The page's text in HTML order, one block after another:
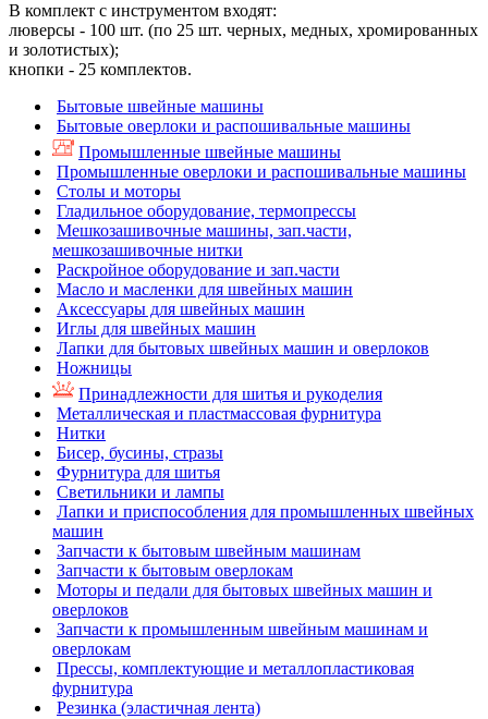
В комплект с инструментом входят:
люверсы - 100 шт. (по 25 шт. черных, медных, хромированных
и золотистых);
кнопки - 25 комплектов.
Бытовые швейные машины
Бытовые оверлоки и распошивальные машины
Промышленные швейные машины
Промышленные оверлоки и распошивальные машины
Столы и моторы
Гладильное оборудование, термопрессы
Мешкозашивочные машины, зап.части,
мешкозашивочные нитки
Раскройное оборудование и зап.части
Масло и масленки для швейных машин
Аксессуары для швейных машин
Иглы для швейных машин
Лапки для бытовых швейных машин и оверлоков
Ножницы
Принадлежности для шитья и рукоделия
Металлическая и пластмассовая фурнитура
Нитки
Бисер, бусины, стразы
Фурнитура для шитья
Светильники и лампы
Лапки и приспособления для промышленных швейных
машин
Запчасти к бытовым швейным машинам
Запчасти к бытовым оверлокам
Моторы и педали для бытовых швейных машин и
оверлоков
Запчасти к промышленным швейным машинам и
оверлокам
Прессы, комплектующие и металлопластиковая
фурнитура
Резинка (эластичная лента)